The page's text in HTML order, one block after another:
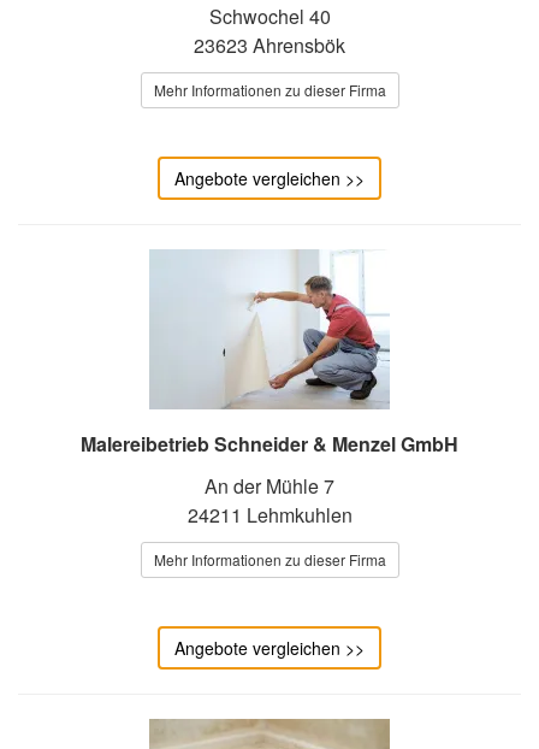
Schwochel 40
23623 Ahrensbök
Mehr Informationen zu dieser Firma
Angebote vergleichen >>
Malereibetrieb Schneider & Menzel GmbH
An der Mühle 7
24211 Lehmkuhlen
Mehr Informationen zu dieser Firma
Angebote vergleichen >>